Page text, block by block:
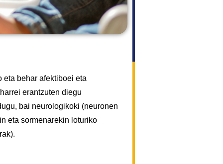
eta behar afektiboei eta
erantzuten diegu
bai neurologikoki (neuronen
eta sormenarekin loturiko